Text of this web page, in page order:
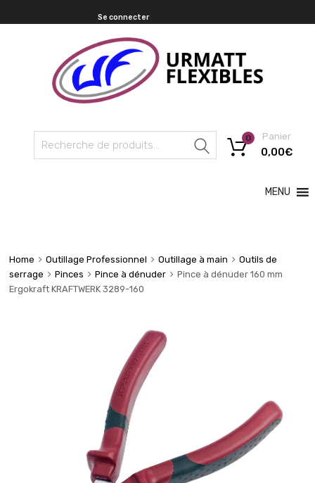
Se connecter
Recherche
Panier
0,00€
0
MENU
Home Outillage Professionnel Outillage à main
Outils de
serrage
Pinces Pince à dénuder
Pince à dénuder 160 mm
Ergokraft KRAFTWERK 3289-160